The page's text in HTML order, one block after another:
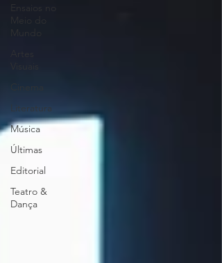
Ensaios no
Meio do
Mundo
Literatura
Música
Últimas
Editorial
Teatro &
Dança